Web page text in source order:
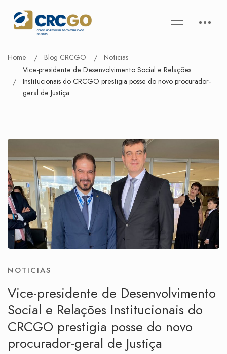
Home Blog CRCGO
Noticias
Vice-presidente de Desenvolvimento Social e Relações
Institucionais do CRCGO prestigia posse do novo procurador-
geral de Justiça
NOTICIAS
Vice-presidente de Desenvolvimento
Social e Relações Institucionais do
CRCGO prestigia posse do novo
procurador-geral de Justiça